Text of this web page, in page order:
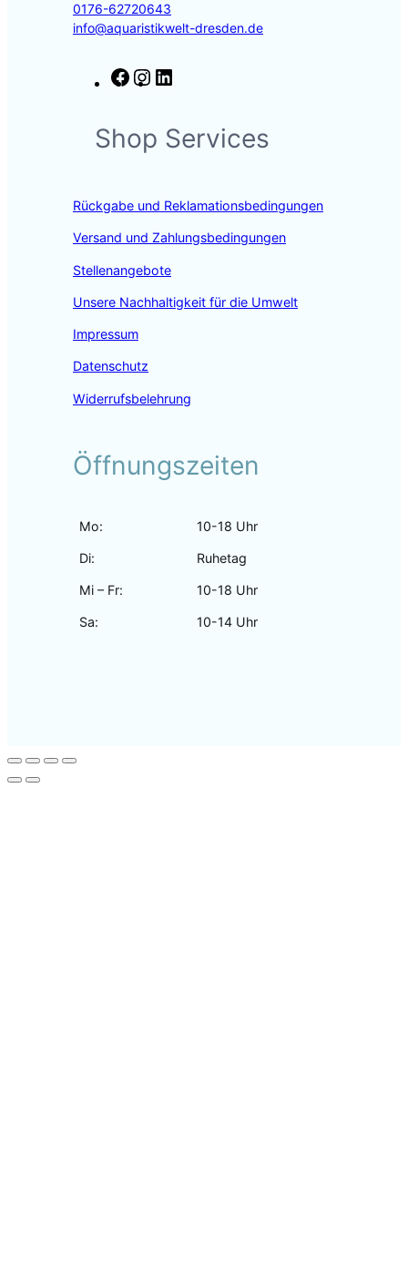
0176-62720643
info@aquaristikwelt-dresden.de
F
e
b
k
t
a
a
k
e
n
Shop Services
Rückgabe und Reklamationsbedingungen
Versand und Zahlungsbedingungen
Stellenangebote
Unsere Nachhaltigkeit für die Umwelt
Impressum
Datenschutz
Widerrufsbelehrung
Öffnungszeiten
Mo: 10-18 Uhr
Di: Ruhetag
Mi – Fr: 10-18 Uhr
Sa: 10-14 Uhr